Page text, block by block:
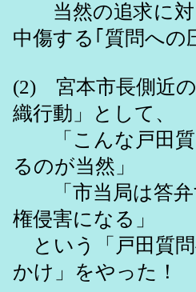
当然の追求に対
中傷する｢質問への
(2) 宮本市長側近
織行動」として、
「こんな戸田質
るのが当然」
「市当局は答弁
権侵害になる」
という「戸田質
かけ」をやった！